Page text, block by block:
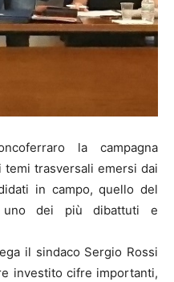
la campagna
trasversali emersi dai
in campo, quello del
uno dei più dibattuti e
il sindaco Sergio Rossi
investito cifre importanti,